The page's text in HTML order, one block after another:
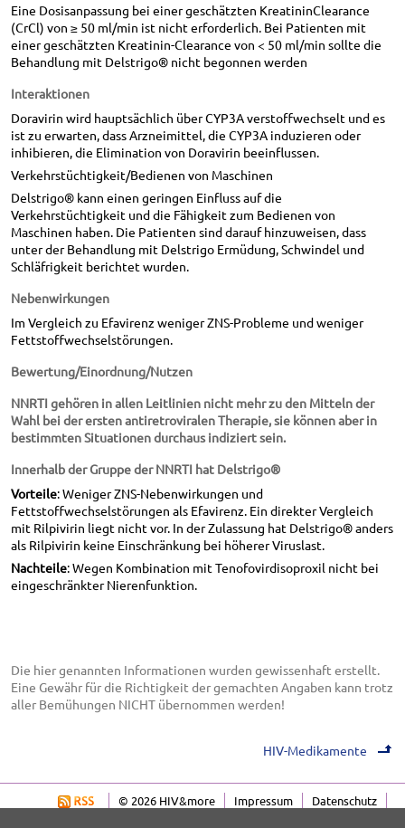
Eine Dosisanpassung bei einer geschätzten KreatininClearance
(CrCl) von ≥ 50 ml/min ist nicht erforderlich. Bei Patienten mit
einer geschätzten Kreatinin-Clearance von < 50 ml/min sollte die
Behandlung mit Delstrigo® nicht begonnen werden
Interaktionen
Doravirin wird hauptsächlich über CYP3A verstoffwechselt und es
ist zu erwarten, dass Arzneimittel, die CYP3A induzieren oder
inhibieren, die Elimination von Doravirin beeinflussen.
Verkehrstüchtigkeit/Bedienen von Maschinen
Delstrigo® kann einen geringen Einfluss auf die
Verkehrstüchtigkeit und die Fähigkeit zum Bedienen von
Maschinen haben. Die Patienten sind darauf hinzuweisen, dass
unter der Behandlung mit Delstrigo Ermüdung, Schwindel und
Schläfrigkeit berichtet wurden.
Nebenwirkungen
Im Vergleich zu Efavirenz weniger ZNS-Probleme und weniger
Fettstoffwechselstörungen.
Bewertung/Einordnung/Nutzen
NNRTI gehören in allen Leitlinien nicht mehr zu den Mitteln der
Wahl bei der ersten antiretroviralen Therapie, sie können aber in
bestimmten Situationen durchaus indiziert sein.
Innerhalb der Gruppe der NNRTI hat Delstrigo®
Vorteile: Weniger ZNS-Nebenwirkungen und
Fettstoffwechselstörungen als Efavirenz. Ein direkter Vergleich
mit Rilpivirin liegt nicht vor. In der Zulassung hat Delstrigo® anders
als Rilpivirin keine Einschränkung bei höherer Viruslast.
Nachteile: Wegen Kombination mit Tenofovirdisoproxil nicht bei
eingeschränkter Nierenfunktion.
Die hier genannten Informationen wurden gewissenhaft erstellt.
Eine Gewähr für die Richtigkeit der gemachten Angaben kann trotz
aller Bemühungen NICHT übernommen werden!
HIV-Medikamente
© 2026 HIV&more Impressum
Datenschutz